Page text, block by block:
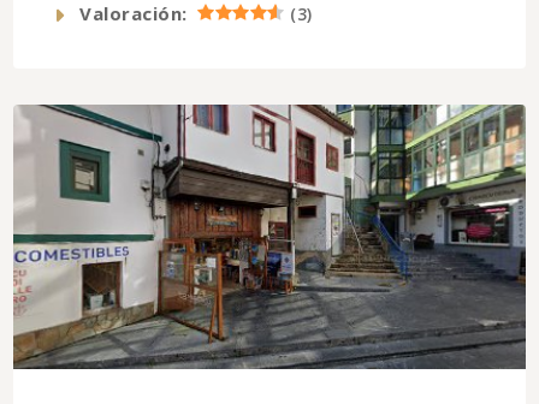
Valoración: (3)